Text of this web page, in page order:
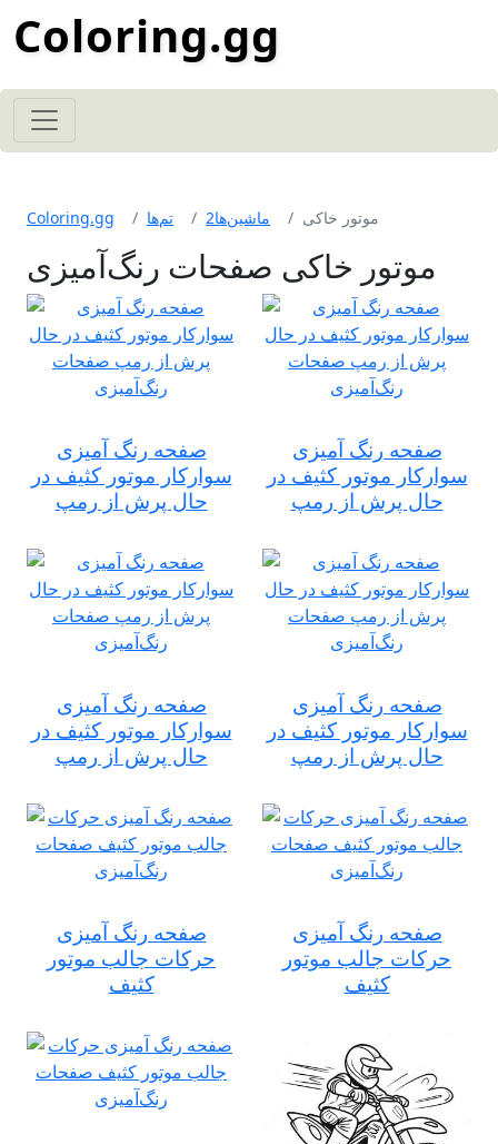
Coloring.gg
Coloring.gg تم‌ها 2ماشین‌ها موتور خاکی
موتور خاکی صفحات رنگ‌آمیزی
صفحه رنگ آمیزی
سوارکار موتور کثیف در
حال پرش از رمپ
صفحه رنگ آمیزی
سوارکار موتور کثیف در
حال پرش از رمپ
صفحه رنگ آمیزی
سوارکار موتور کثیف در
حال پرش از رمپ
صفحه رنگ آمیزی
سوارکار موتور کثیف در
حال پرش از رمپ
صفحه رنگ آمیزی
حرکات جالب موتور
کثیف
صفحه رنگ آمیزی
حرکات جالب موتور
کثیف